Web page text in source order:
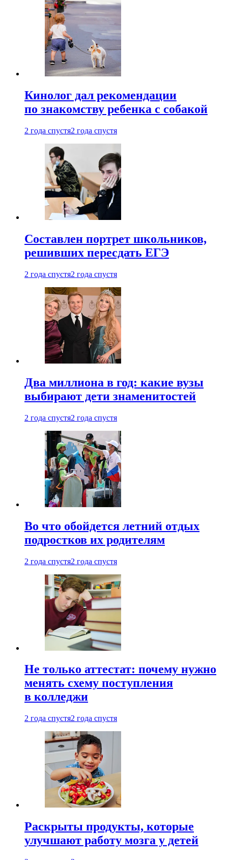
Кинолог дал рекомендации
по знакомству ребенка с собакой
2 года спустя2 года спустя
Составлен портрет школьников,
решивших пересдать ЕГЭ
2 года спустя2 года спустя
Два миллиона в год: какие вузы
выбирают дети знаменитостей
2 года спустя2 года спустя
Во что обойдется летний отдых
подростков их родителям
2 года спустя2 года спустя
Не только аттестат: почему нужно
менять схему поступления
в колледжи
2 года спустя2 года спустя
Раскрыты продукты, которые
улучшают работу мозга у детей